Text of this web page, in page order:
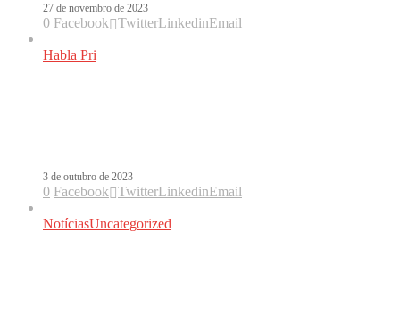
27 de novembro de 2023
0 Facebook TwitterLinkedinEmail
Habla Pri
3 de outubro de 2023
0 Facebook TwitterLinkedinEmail
NotíciasUncategorized